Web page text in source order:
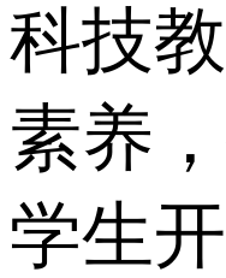
科技
素养
学生